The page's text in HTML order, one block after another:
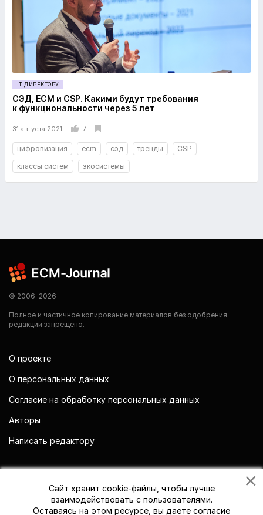
IT-ДИРЕКТОРУ
СЭД, ECM и CSP. Какими будут требования
к функциональности через 5 лет
31 августа 2021 7
цифровизация ecm сэд тренды
CSP
классы систем
экосистемы
© 2006-2026
Полное и частичное копирование материалов без одобрения
редакции запрещено.
О проекте
О персональных данных
Согласие на обработку персональных данных
Авторы
Написать редактору
Сайт хранит cookie-файлы, чтобы лучше
взаимодействовать с пользователями.
Оставаясь на этом ресурсе, вы даете согласие